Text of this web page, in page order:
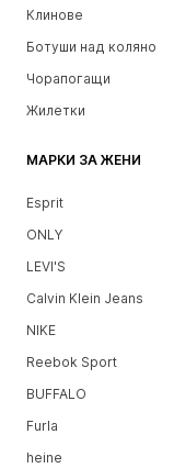
Клинове
Ботуши над коляно
Чорапогащи
Жилетки
МАРКИ ЗА ЖЕНИ
Esprit
ONLY
LEVI'S
Calvin Klein Jeans
NIKE
Reebok Sport
BUFFALO
Furla
heine